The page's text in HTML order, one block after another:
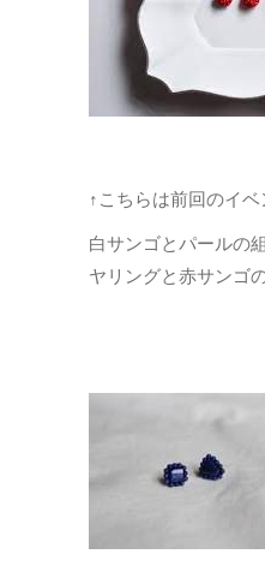
↑こちらは前回のイベ
白サンゴとパールの
ヤリングと赤サンゴ